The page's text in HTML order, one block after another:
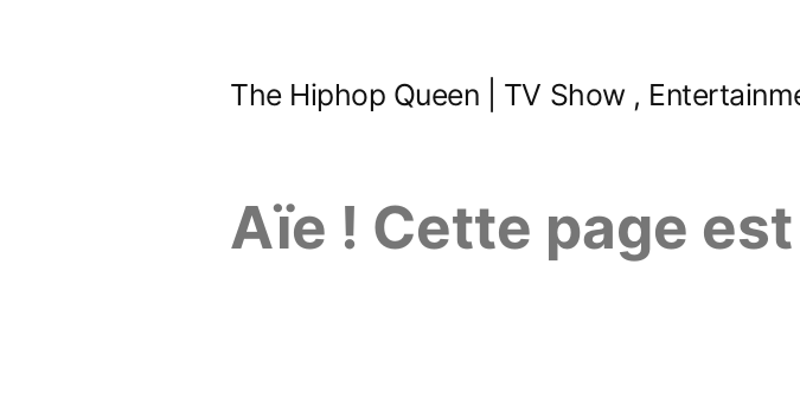
The Hiphop Queen | TV Show ,
Aïe ! Cette page